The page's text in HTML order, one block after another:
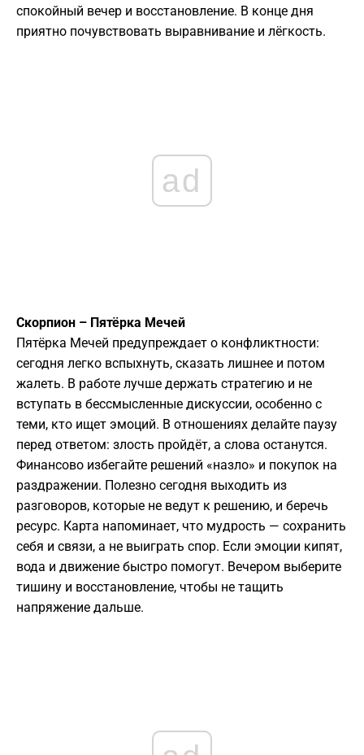
спокойный вечер и восстановление. В конце дня
приятно почувствовать выравнивание и лёгкость.
ad
Скорпион – Пятёрка Мечей
Пятёрка Мечей предупреждает о конфликтности:
сегодня легко вспыхнуть, сказать лишнее и потом
жалеть. В работе лучше держать стратегию и не
вступать в бессмысленные дискуссии, особенно с
теми, кто ищет эмоций. В отношениях делайте паузу
перед ответом: злость пройдёт, а слова останутся.
Финансово избегайте решений «назло» и покупок на
раздражении. Полезно сегодня выходить из
разговоров, которые не ведут к решению, и беречь
ресурс. Карта напоминает, что мудрость — сохранить
себя и связи, а не выиграть спор. Если эмоции кипят,
вода и движение быстро помогут. Вечером выберите
тишину и восстановление, чтобы не тащить
напряжение дальше.